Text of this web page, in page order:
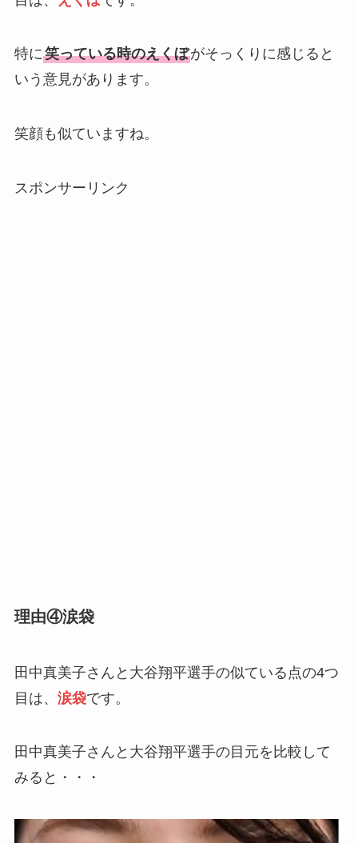
特に笑っている時のえくぼがそっくりに感じると
いう意見があります。
笑顔も似ていますね。
スポンサーリンク
理由④涙袋
田中真美子さんと大谷翔平選手の似ている点の4つ
目は、 涙袋です。
田中真美子さんと大谷翔平選手の目元を比較して
みると・・・